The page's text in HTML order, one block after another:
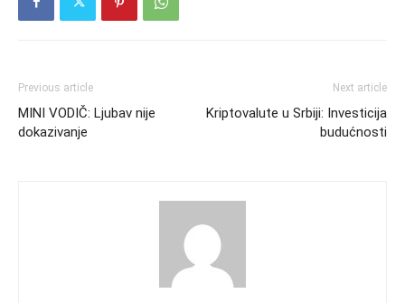
Previous article
MINI VODIČ: Ljubav nije
dokazivanje
Next article
Kriptovalute u Srbiji: Investicija
budućnosti